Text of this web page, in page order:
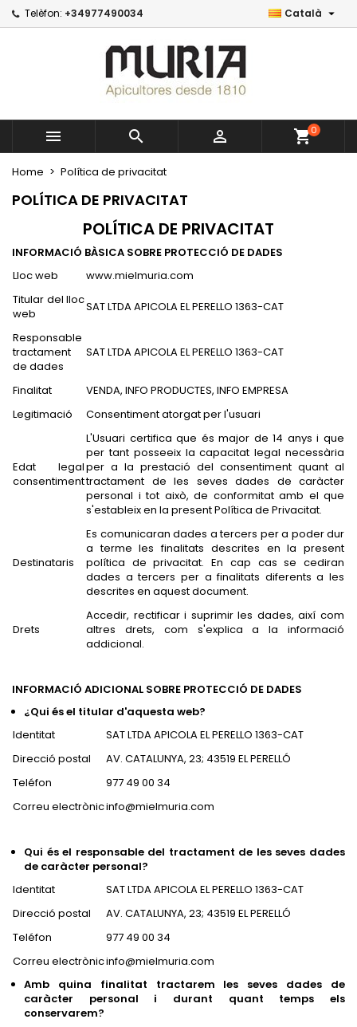
Telèfon: +34977490034 Català 
   shopping_cart0
Home Política de privacitat
POLÍTICA DE PRIVACITAT
POLÍTICA DE PRIVACITAT
INFORMACIÓ BÀSICA SOBRE PROTECCIÓ DE DADES
Lloc web
www.mielmuria.com
Titular del lloc
web
SAT LTDA APICOLA EL PERELLO 1363-CAT
Responsable
tractament
de dades
SAT LTDA APICOLA EL PERELLO 1363-CAT
Finalitat
VENDA, INFO PRODUCTES, INFO EMPRESA
Legitimació
Consentiment atorgat per l'usuari
Edat legal
consentiment
L'Usuari certifica que és major de 14 anys i que
per tant posseeix la capacitat legal necessària
per a la prestació del consentiment quant al
tractament de les seves dades de caràcter
personal i tot això, de conformitat amb el que
s'estableix en la present Política de Privacitat.
Destinataris
Es comunicaran dades a tercers per a poder dur
a terme les finalitats descrites en la present
política de privacitat. En cap cas se cediran
dades a tercers per a finalitats diferents a les
descrites en aquest document.
Drets
Accedir, rectificar i suprimir les dades, així com
altres drets, com s'explica a la informació
addicional.
INFORMACIÓ ADICIONAL SOBRE PROTECCIÓ DE DADES
¿Qui és el titular d'aquesta web?
Identitat
SAT LTDA APICOLA EL PERELLO 1363-CAT
Direcció postal
AV. CATALUNYA, 23; 43519 EL PERELLÓ
Teléfon
977 49 00 34
Correu electrònicinfo@mielmuria.com
Qui és el responsable del tractament de les seves dades
de caràcter personal?
Identitat
SAT LTDA APICOLA EL PERELLO 1363-CAT
Direcció postal
AV. CATALUNYA, 23; 43519 EL PERELLÓ
Teléfon
977 49 00 34
Correu electrònicinfo@mielmuria.com
Amb quina finalitat tractarem les seves dades de
caràcter personal i durant quant temps els
conservarem?
Mi lista de deseos ×
Crear nueva lista
((modalTitle)) ×
((confirmMessage))
((cancelText)) ((modalDeleteText))
Create wishlist ×
Wishlist name
Cancel Create wishlist
Iniciar sesión ×
You need to be logged in to save products in your
Iniciar sesión